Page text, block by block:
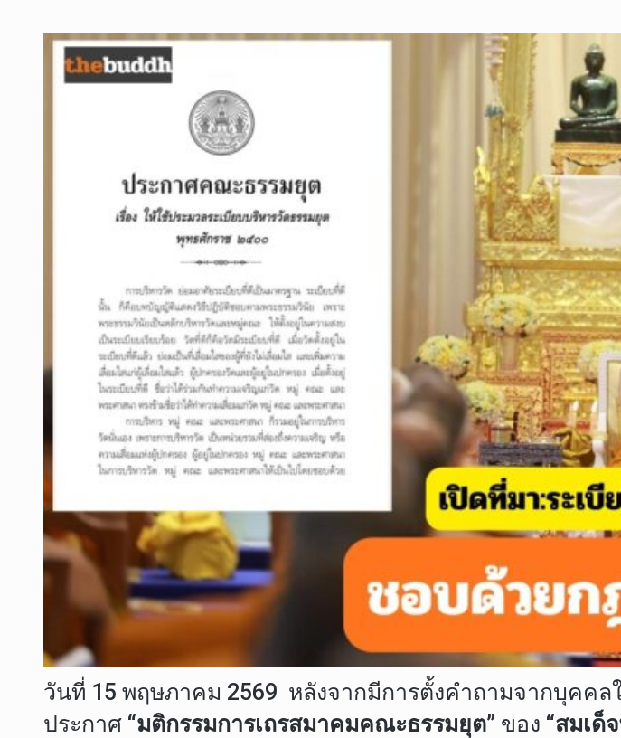
วันที่ 15 พฤษภาคม 2569 หลังจากมีการตั้งคำถามจากบุคค
ประกาศ “มติกรรมการเถรสมาคมคณะธรรมยุต” ของ “สมเด็